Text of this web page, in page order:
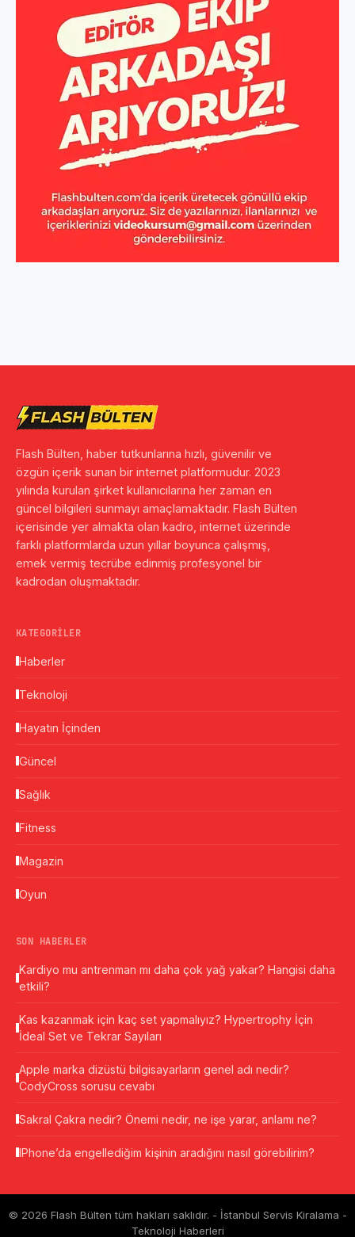
Flash Bülten, haber tutkunlarına hızlı, güvenilir ve
özgün içerik sunan bir internet platformudur. 2023
yılında kurulan şirket kullanıcılarına her zaman en
güncel bilgileri sunmayı amaçlamaktadır. Flash Bülten
içerisinde yer almakta olan kadro, internet üzerinde
farklı platformlarda uzun yıllar boyunca çalışmış,
emek vermiş tecrübe edinmiş profesyonel bir
kadrodan oluşmaktadır.
KATEGORILER
Haberler
Teknoloji
Hayatın İçinden
Güncel
Sağlık
Fitness
Magazin
Oyun
SON HABERLER
Kardiyo mu antrenman mı daha çok yağ yakar? Hangisi daha
etkili?
Kas kazanmak için kaç set yapmalıyız? Hypertrophy İçin
İdeal Set ve Tekrar Sayıları
Apple marka dizüstü bilgisayarların genel adı nedir?
CodyCross sorusu cevabı
Sakral Çakra nedir? Önemi nedir, ne işe yarar, anlamı ne?
IPhone’da engellediğim kişinin aradığını nasıl görebilirim?
© 2026 Flash Bülten tüm hakları saklıdır. - İstanbul Servis Kiralama -
Teknoloji Haberleri